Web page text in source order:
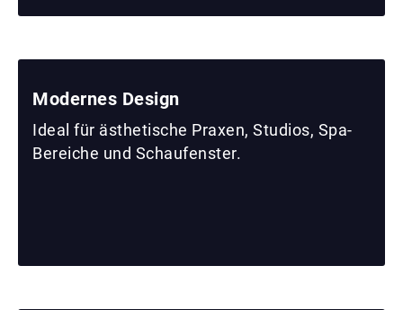
Modernes Design
Ideal für ästhetische Praxen, Studios, Spa-
Bereiche und Schaufenster.